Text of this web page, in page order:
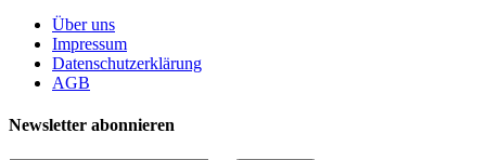
Über uns
Impressum
Datenschutzerklärung
AGB
Newsletter abonnieren